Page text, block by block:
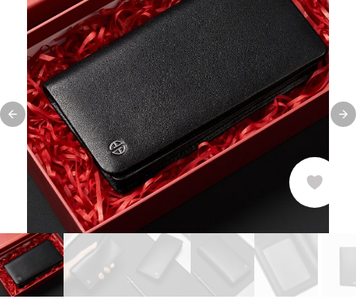
Previous slide